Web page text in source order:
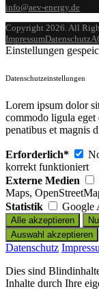
info@aev-energy.de
Copyright 2026. All
ImpressumDatenschutz
Einstellungen
Datenschutzeinstellungen
Lorem ipsum dolor
commodo ligula eget
penatibus et magnis
Erforderlich*
korrekt funktioniert
Externe Medien
Maps,
Statistik
Google
Datenschutz
Dies sind
Inhalte durch Ihre